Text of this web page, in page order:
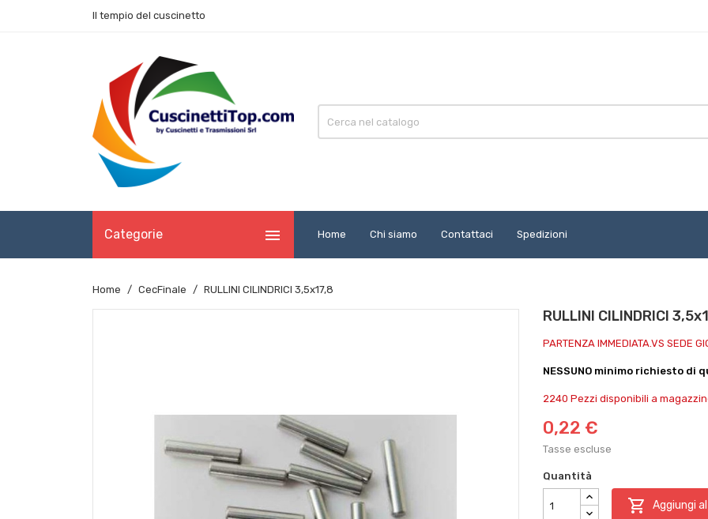
Il tempio del cuscinetto
Categorie  Home Chi siamo Contattaci Spedizioni
Home CecFinale RULLINI CILINDRICI 3,5x17,8
RULLINI CILINDRICI
PARTENZA IMMEDIATA.VS SEDE
NESSUNO minimo richiesto di
2240 Pezzi disponibili a
0,22 €
Tasse escluse
Quantità
 Aggiungi